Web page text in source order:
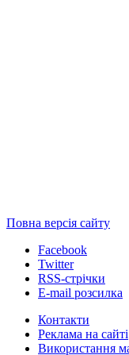
Повна версія сайту
Facebook
Twitter
RSS-стрічки
E-mail розсилка
Контакти
Реклама на сайті
Використання